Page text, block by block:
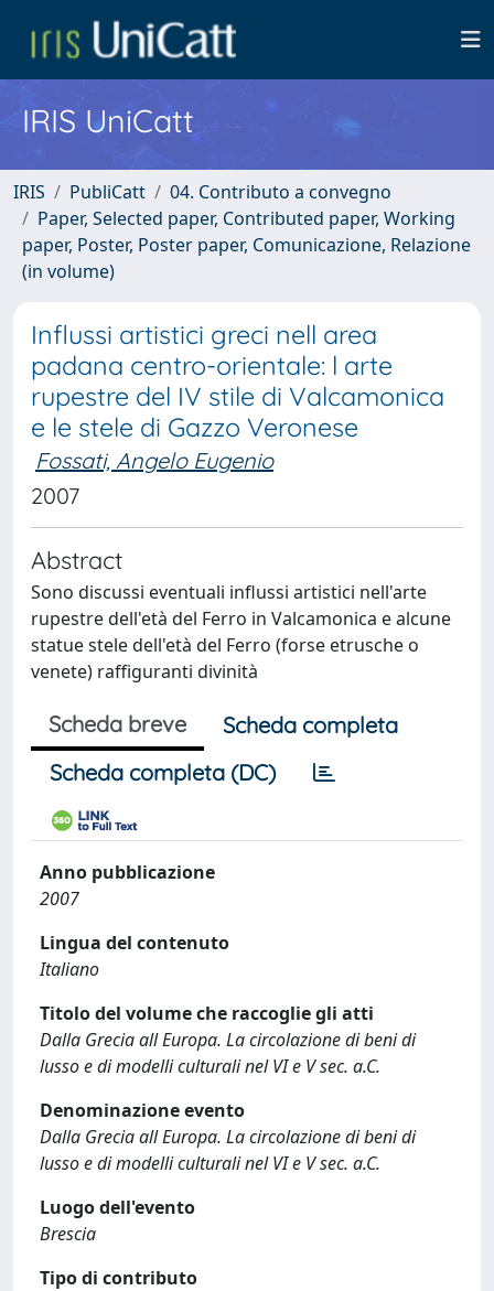
IRIS UniCatt
IRIS PubliCatt
04. Contributo a convegno
Paper, Selected paper, Contributed paper, Working
paper, Poster, Poster paper, Comunicazione, Relazione
(in volume)
Influssi artistici greci nell area
padana centro-orientale: l arte
rupestre del IV stile di Valcamonica
e le stele di Gazzo Veronese
Fossati, Angelo Eugenio
2007
Abstract
Sono discussi eventuali influssi artistici nell'arte
rupestre dell'età del Ferro in Valcamonica e alcune
statue stele dell'età del Ferro (forse etrusche o
venete) raffiguranti divinità
Scheda breve
Scheda completa
Scheda completa (DC)
Anno pubblicazione
2007
Lingua del contenuto
Italiano
Titolo del volume che raccoglie gli atti
Dalla Grecia all Europa. La circolazione di beni di
lusso e di modelli culturali nel VI e V sec. a.C.
Denominazione evento
Dalla Grecia all Europa. La circolazione di beni di
lusso e di modelli culturali nel VI e V sec. a.C.
Luogo dell'evento
Brescia
Tipo di contributo